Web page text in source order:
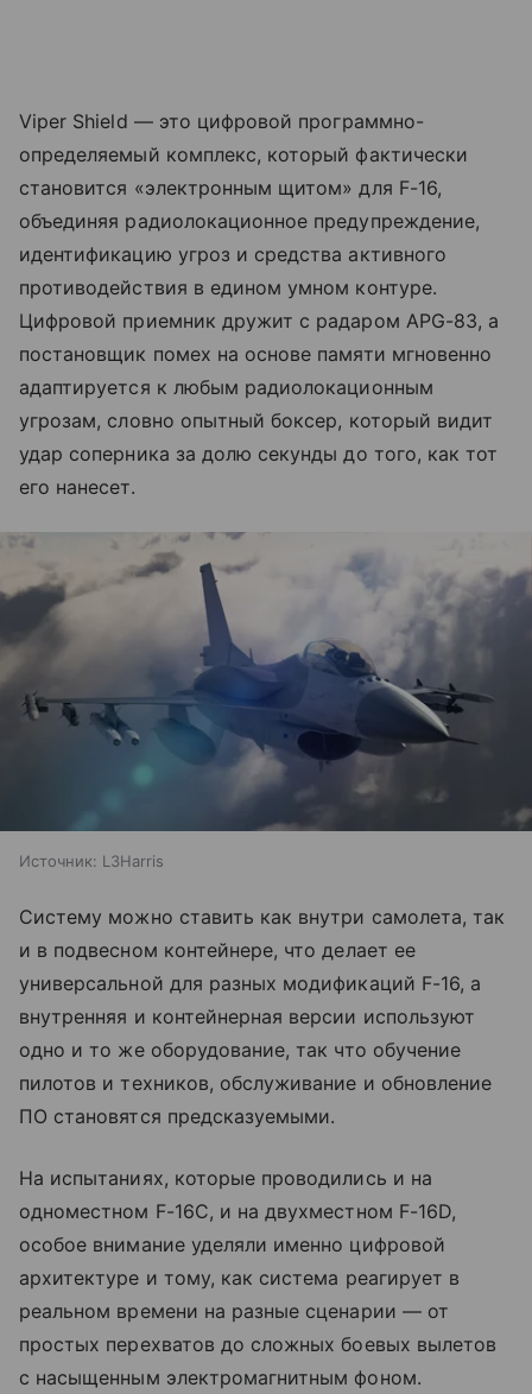
Viper Shield — это цифровой программно-
определяемый комплекс, который фактически
становится «электронным щитом» для F-16,
объединяя радиолокационное предупреждение,
идентификацию угроз и средства активного
противодействия в едином умном контуре.
Цифровой приемник дружит с радаром APG-83, а
постановщик помех на основе памяти мгновенно
адаптируется к любым радиолокационным
угрозам, словно опытный боксер, который видит
удар соперника за долю секунды до того, как тот
его нанесет.
Источник: L3Harris
Систему можно ставить как внутри самолета, так
и в подвесном контейнере, что делает ее
универсальной для разных модификаций F-16, а
внутренняя и контейнерная версии используют
одно и то же оборудование, так что обучение
пилотов и техников, обслуживание и обновление
ПО становятся предсказуемыми.
На испытаниях, которые проводились и на
одноместном F-16C, и на двухместном F-16D,
особое внимание уделяли именно цифровой
архитектуре и тому, как система реагирует в
реальном времени на разные сценарии — от
простых перехватов до сложных боевых вылетов
с насыщенным электромагнитным фоном.